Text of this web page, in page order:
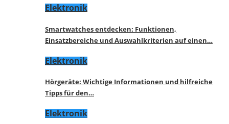
Elektronik
Smartwatches entdecken: Funktionen,
Einsatzbereiche und Auswahlkriterien auf einen…
Elektronik
Hörgeräte: Wichtige Informationen und hilfreiche
Tipps für den…
Elektronik